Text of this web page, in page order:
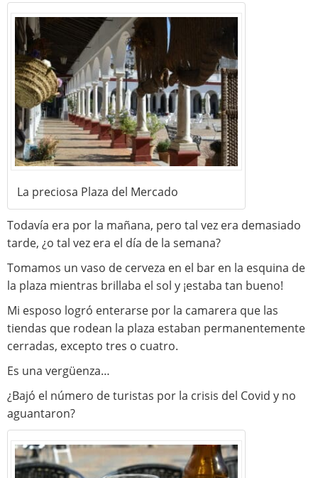
La preciosa Plaza del Mercado
Todavía era por la mañana, pero tal vez era demasiado
tarde, ¿o tal vez era el día de la semana?
Tomamos un vaso de cerveza en el bar en la esquina de
la plaza mientras brillaba el sol y ¡estaba tan bueno!
Mi esposo logró enterarse por la camarera que las
tiendas que rodean la plaza estaban permanentemente
cerradas, excepto tres o cuatro.
Es una vergüenza…
¿Bajó el número de turistas por la crisis del Covid y no
aguantaron?